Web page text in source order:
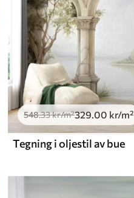
548.33kr/m²329.00 kr/m²
Tegning i oljestil av bue